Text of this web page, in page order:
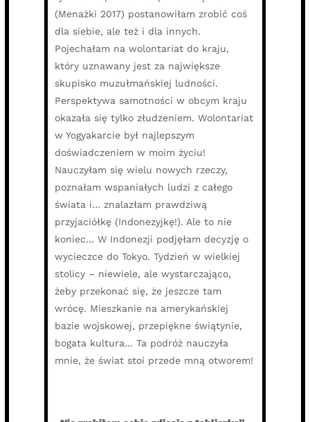
(Menażki 2017) postanowiłam zrobić coś
dla siebie, ale też i dla innych.
Pojechałam na wolontariat do kraju,
który uznawany jest za największe
skupisko muzułmańskiej ludności.
Perspektywa samotności w obcym kraju
okazała się tylko złudzeniem. Wolontariat
w Yogyakarcie był najlepszym
doświadczeniem w moim życiu!
Nauczyłam się wielu nowych rzeczy,
poznałam wspaniałych ludzi z całego
świata i… znalazłam prawdziwą
przyjaciółkę (Indonezyjkę!). Ale to nie
koniec… W Indonezji podjęłam decyzję o
wycieczce do Tokyo. Tydzień w wielkiej
stolicy – niewiele, ale wystarczająco,
żeby przekonać się, że jeszcze tam
wrócę. Mieszkanie na amerykańskiej
bazie wojskowej, przepiękne świątynie,
bogata kultura… Ta podróż nauczyła
mnie, że świat stoi przede mną otworem!